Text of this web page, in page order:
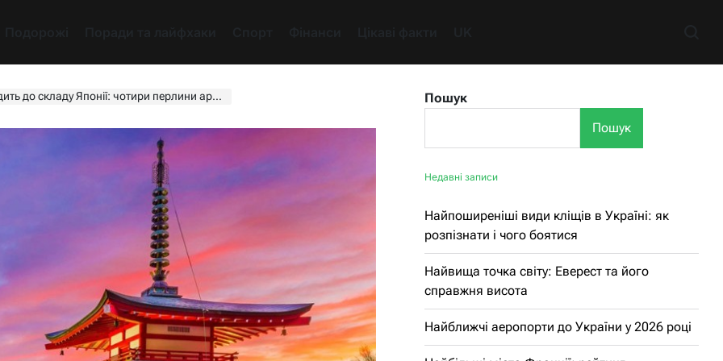
складу Японії: чотири перлини архіпелагу
Пошук
Пошук
Недавні записи
Найпоширеніші види кліщів в Україні: як
розпізнати і чого боятися
Найвища точка світу: Еверест та його
справжня висота
Найближчі аеропорти до України у 2026 році